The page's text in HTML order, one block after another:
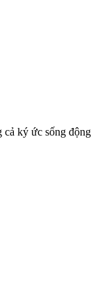
ký ức sống